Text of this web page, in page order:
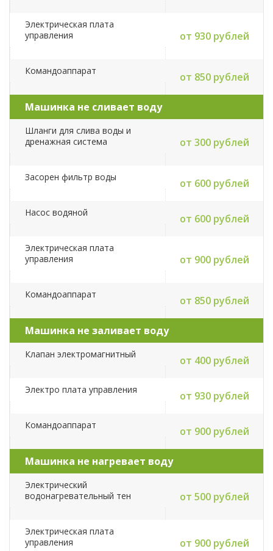
Электрическая плата
управления
от 930 рублей
Командоаппарат от 850 рублей
Машинка не сливает воду
Шланги для слива воды и
дренажная система
от 300 рублей
Засорен фильтр воды от 600 рублей
Насос водяной от 600 рублей
Электрическая плата
управления
от 900 рублей
Командоаппарат от 850 рублей
Машинка не заливает воду
Клапан электромагнитный от 400 рублей
Электро плата управления от 930 рублей
Командоаппарат от 900 рублей
Машинка не нагревает воду
Электрический
водонагревательный тен
от 500 рублей
Электрическая плата
управления
от 900 рублей